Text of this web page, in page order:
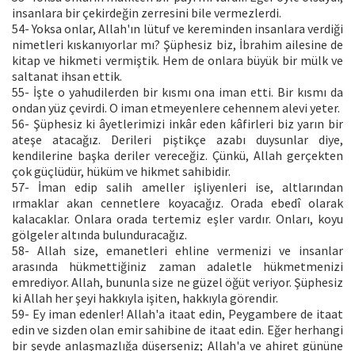
insanlara bir çekirdeğin zerresini bile vermezlerdi.
54- Yoksa onlar, Allah'ın lütuf ve kereminden insanlara verdiği
nimetleri kıskanıyorlar mı? Şüphesiz biz, İbrahim ailesine de
kitap ve hikmeti vermiştik. Hem de onlara büyük bir mülk ve
saltanat ihsan ettik.
55- İşte o yahudilerden bir kısmı ona iman etti. Bir kısmı da
ondan yüz çevirdi. O iman etmeyenlere cehennem alevi yeter.
56- Şüphesiz ki âyetlerimizi inkâr eden kâfirleri biz yarın bir
ateşe atacağız. Derileri piştikçe azabı duysunlar diye,
kendilerine başka deriler vereceğiz. Çünkü, Allah gerçekten
çok güçlüdür, hüküm ve hikmet sahibidir.
57- İman edip salih ameller işliyenleri ise, altlarından
ırmaklar akan cennetlere koyacağız. Orada ebedî olarak
kalacaklar. Onlara orada tertemiz eşler vardır. Onları, koyu
gölgeler altında bulunduracağız.
58- Allah size, emanetleri ehline vermenizi ve insanlar
arasında hükmettiğiniz zaman adaletle hükmetmenizi
emrediyor. Allah, bununla size ne güzel öğüt veriyor. Şüphesiz
ki Allah her şeyi hakkıyla işiten, hakkıyla görendir.
59- Ey iman edenler! Allah'a itaat edin, Peygambere de itaat
edin ve sizden olan emir sahibine de itaat edin. Eğer herhangi
bir şeyde anlaşmazlığa düşerseniz; Allah'a ve ahiret gününe